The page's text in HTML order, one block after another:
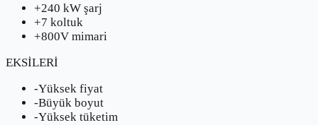
+240 kW şarj
+7 koltuk
+800V mimari
EKSİLERİ
-Yüksek fiyat
-Büyük boyut
-Yüksek tüketim